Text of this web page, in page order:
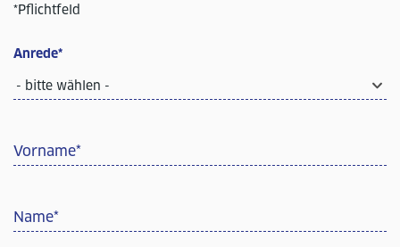
*Pflichtfeld
Anrede*
- bitte wählen -
Vorname*
Name*